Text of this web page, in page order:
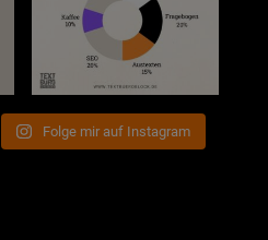
Folge mir auf Instagram